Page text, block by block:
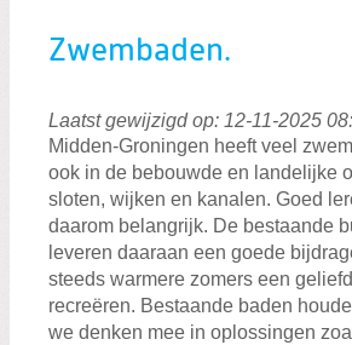
Zwembaden.
Laatst gewijzigd op: 12-11-2025
Midden-Groningen heeft veel
ook in de bebouwde en landelijke
sloten, wijken en kanalen. Goed
daarom belangrijk. De bestaande
leveren daaraan een goede
steeds warmere zomers een
recreëren. Bestaande baden
we denken mee in oplossingen